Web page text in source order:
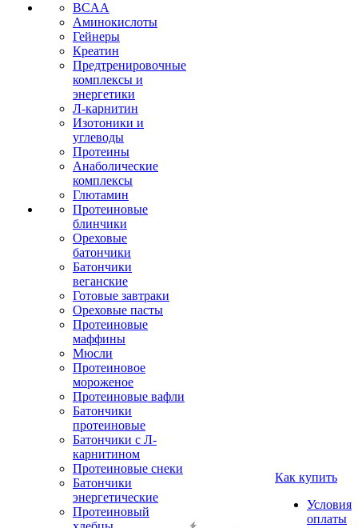
BCAA
Аминокислоты
Гейнеры
Креатин
Предтренировочные
комплексы и
энергетики
Л-карнитин
Изотоники и
углеводы
Протеины
Анаболические
комплексы
Глютамин
Протеиновые
блинчики
Ореховые
батончики
Батончики
веганские
Готовые завтраки
Ореховые пасты
Протеиновые
маффины
Мюсли
Протеиновое
мороженое
Протеиновые вафли
Батончики
протеиновые
Батончики с Л-
карнитином
Протеиновые снеки
Батончики
энергетические
Протеиновый
Как купить
Условия
оплаты